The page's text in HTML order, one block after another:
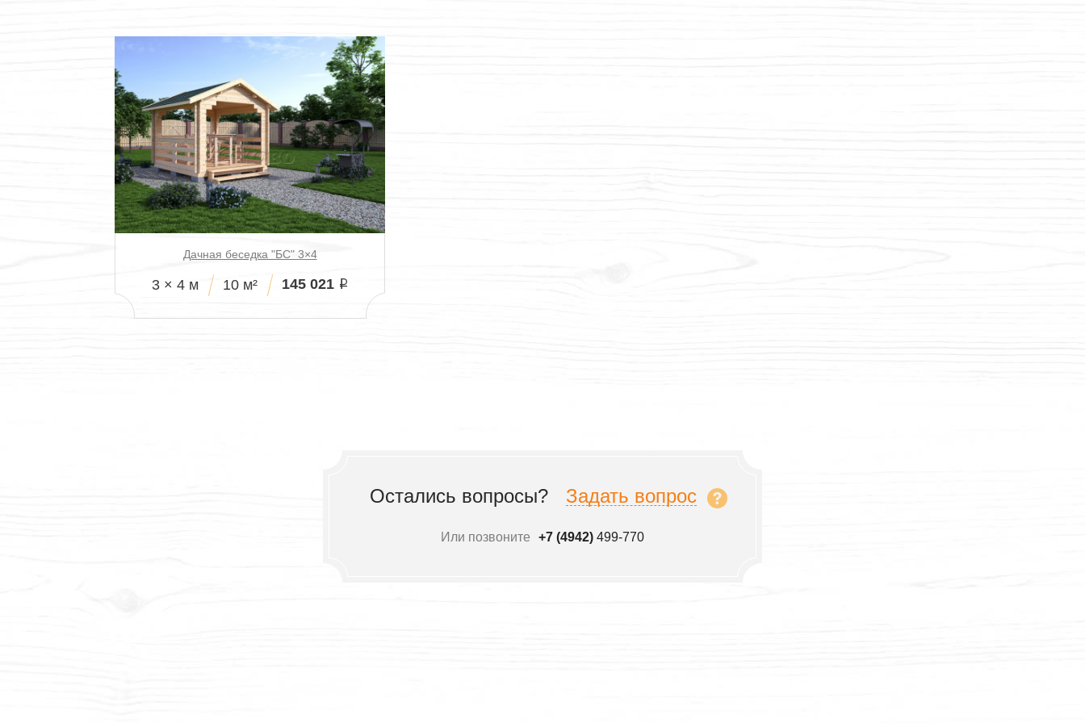
Дачная беседка "БС" 3×4
3 × 4 м 10 м² 145 021 i
Остались вопросы? Задать вопрос
Или позвоните +7 (4942) 499-770